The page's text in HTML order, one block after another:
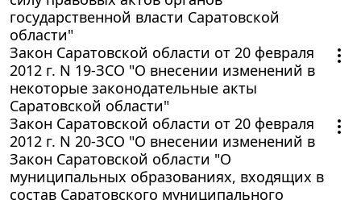
государственной власти Саратовской
области"
Закон Саратовской области от 20 февраля
2012 г. N 19-ЗСО "О внесении изменений в
некоторые законодательные акты
Саратовской области"
Закон Саратовской области от 20 февраля
2012 г. N 20-ЗСО "О внесении изменений в
Закон Саратовской области "О
муниципальных образованиях, входящих в
состав Саратовского муниципального